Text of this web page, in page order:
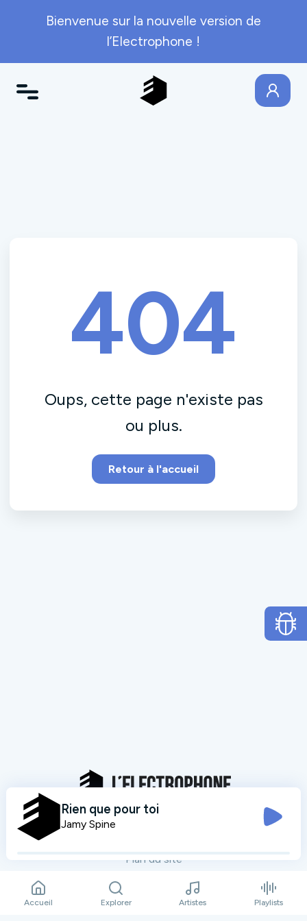
Bienvenue sur la nouvelle version de
l’Electrophone !
404
Oups, cette page n'existe pas
ou plus.
Retour à l'accueil
Mentions légales
Plan du site
Rien que pour toi
Jamy Spine
Accueil Explorer Artistes Playlists